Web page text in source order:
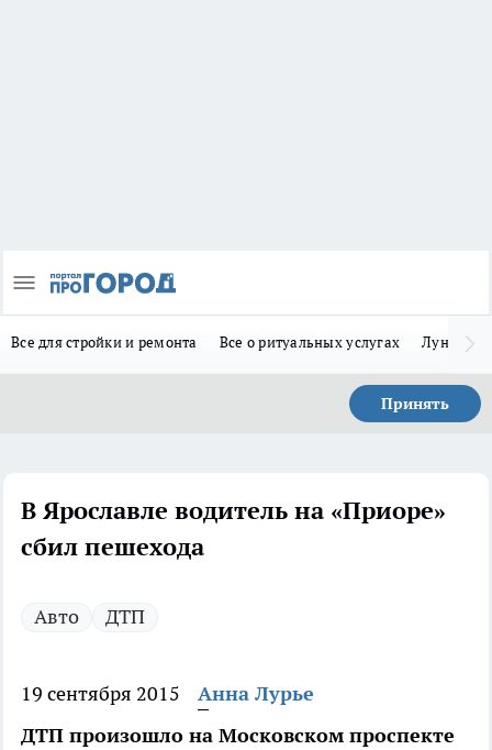
Все для стройки и ремонта Все о ритуальных услугах Лунно-
Принять
В Ярославле водитель на «Приоре»
сбил пешехода
Авто ДТП
19 сентября 2015
Анна Лурье
ДТП произошло на Московском проспекте